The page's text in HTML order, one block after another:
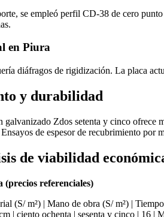
se empleó perfil CD‑38 de cero
en Piura
diáfragos de rigidización. La placa
y durabilidad
Zdos setenta y cinco ofrece
de espesor de recubrimiento por
de viabilidad
(precios referenciales)
(S/ m²) | Mano de obra (S/ m²) |
| ciento ochenta | sesenta y cinco | 16 |